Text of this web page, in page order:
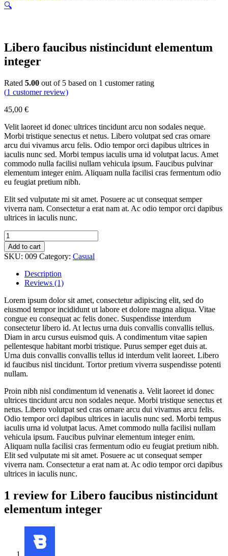
🔍
Libero faucibus nistincidunt elementum
integer
Rated 5.00 out of 5 based on 1 customer rating
(1 customer review)
45,00 €
Velit laoreet id donec ultrices tincidunt arcu non sodales neque.
Morbi tristique senectus et netus. Libero volutpat sed cras ornare
arcu dui vivamus arcu felis. Odio tempor orci dapibus ultrices in
iaculis nunc sed. Morbi tempus iaculis urna id volutpat lacus. Amet
commodo nulla facilisi nullam vehicula ipsum. Faucibus pulvinar
elementum integer enim. Aliquam nulla facilisi cras fermentum odio
eu feugiat pretium nibh.
Elit sed vulputate mi sit amet. Posuere ac ut consequat semper
viverra nam. Consectetur a erat nam at. Ac odio tempor orci dapibus
ultrices in iaculis nunc.
Libero
faucibus
nistincidunt
elementum
integer
quantity
Add to cart
SKU: 009 Category: Casual
Description
Reviews (1)
Lorem ipsum dolor sit amet, consectetur adipiscing elit, sed do
eiusmod tempor incididunt ut labore et dolore magna aliqua. Vitae
congue eu consequat ac felis donec. Suspendisse interdum
consectetur libero id. At lectus urna duis convallis convallis tellus.
Diam in arcu cursus euismod quis. A condimentum vitae sapien
pellentesque habitant morbi tristique. Purus semper eget duis at.
Urna duis convallis convallis tellus id interdum velit laoreet. Libero
id faucibus nisl tincidunt. Tortor pretium viverra suspendisse potenti
nullam.
Proin nibh nisl condimentum id venenatis a. Velit laoreet id donec
ultrices tincidunt arcu non sodales neque. Morbi tristique senectus et
netus. Libero volutpat sed cras ornare arcu dui vivamus arcu felis.
Odio tempor orci dapibus ultrices in iaculis nunc sed. Morbi tempus
iaculis urna id volutpat lacus. Amet commodo nulla facilisi nullam
vehicula ipsum. Faucibus pulvinar elementum integer enim.
Aliquam nulla facilisi cras fermentum odio eu feugiat pretium nibh.
Elit sed vulputate mi sit amet. Posuere ac ut consequat semper
viverra nam. Consectetur a erat nam at. Ac odio tempor orci dapibus
ultrices in iaculis nunc.
1 review for Libero faucibus nistincidunt
elementum integer